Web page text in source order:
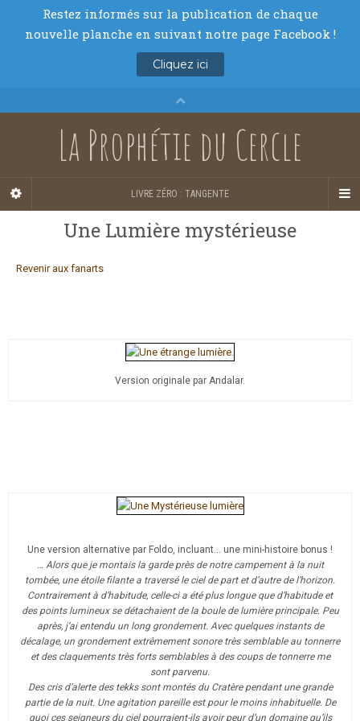
La Prophétie du Cercle
LIVRE ZÉRO : TANGENTE
Une Lumière mystérieuse
Revenir aux fanarts
Version originale par Andalar.
Une version alternative par Foldo, incluant… une mini-histoire bonus !
… Alors que je montais la garde près de notre campement à la nuit
tombée, une étoile filante a traversé le ciel de part et d’autre de l’horizon.
Contrairement à d’habitude, celle-ci a été plus longue que d’habitude et
des points lumineux se détachaient de la boule de lumière principale. Peu
après, j’ai entendu un long grondement. Avec quelques instants de
décalage, un grondement extrêmement sonore très semblable au tonnerre
et des claquements très forts semblables à des coups de tonnerre me
sont parvenu.
Des cris d’alerte des tekks sont montés du Cratère pendant une grande
partie de la nuit. Une agitation pareille est pour le moins inhabituelle. De
quoi ces seigneurs du ciel pourraient-ils avoir peur d’un domaine qu’ils